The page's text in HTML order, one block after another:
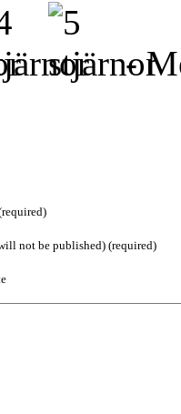
-
not be published) (required)